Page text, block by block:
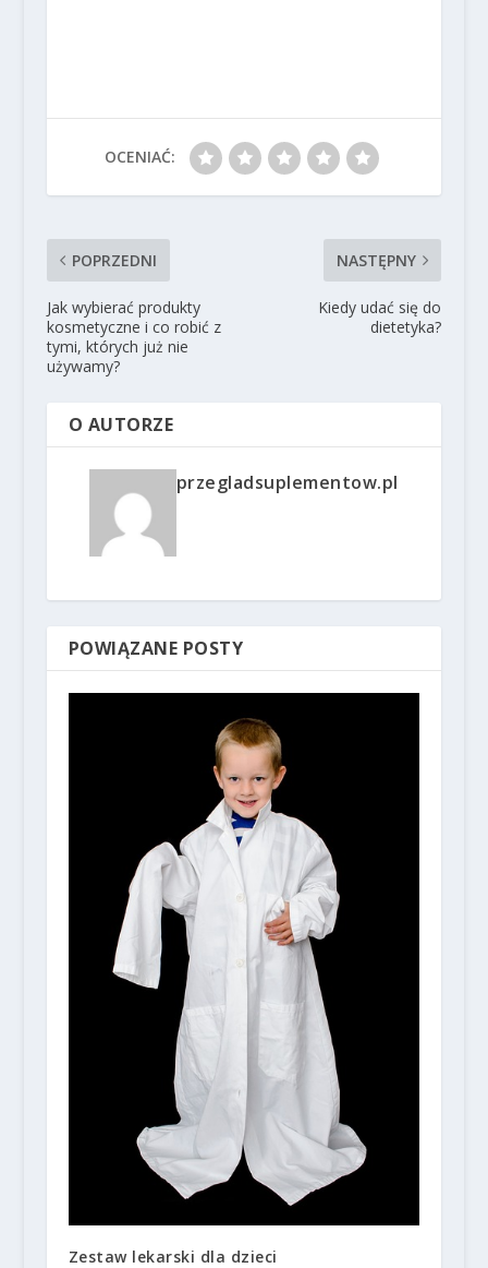
OCENIAĆ:
POPRZEDNI
Jak wybierać produkty
kosmetyczne i co robić z
tymi, których już nie
używamy?
NASTĘPNY
Kiedy udać się do
dietetyka?
O AUTORZE
przegladsuplementow.pl
POWIĄZANE POSTY
Zestaw lekarski dla dzieci